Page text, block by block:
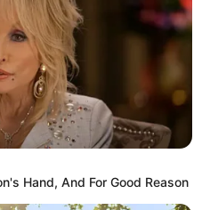
Hand, And For Good Reason